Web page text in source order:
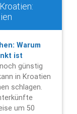
Warum
ist
günstig
in Kroatien
schlagen.
um 50